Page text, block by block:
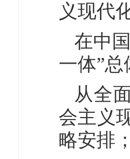
义现代
在中
一体”
从全
会主义
略安排；